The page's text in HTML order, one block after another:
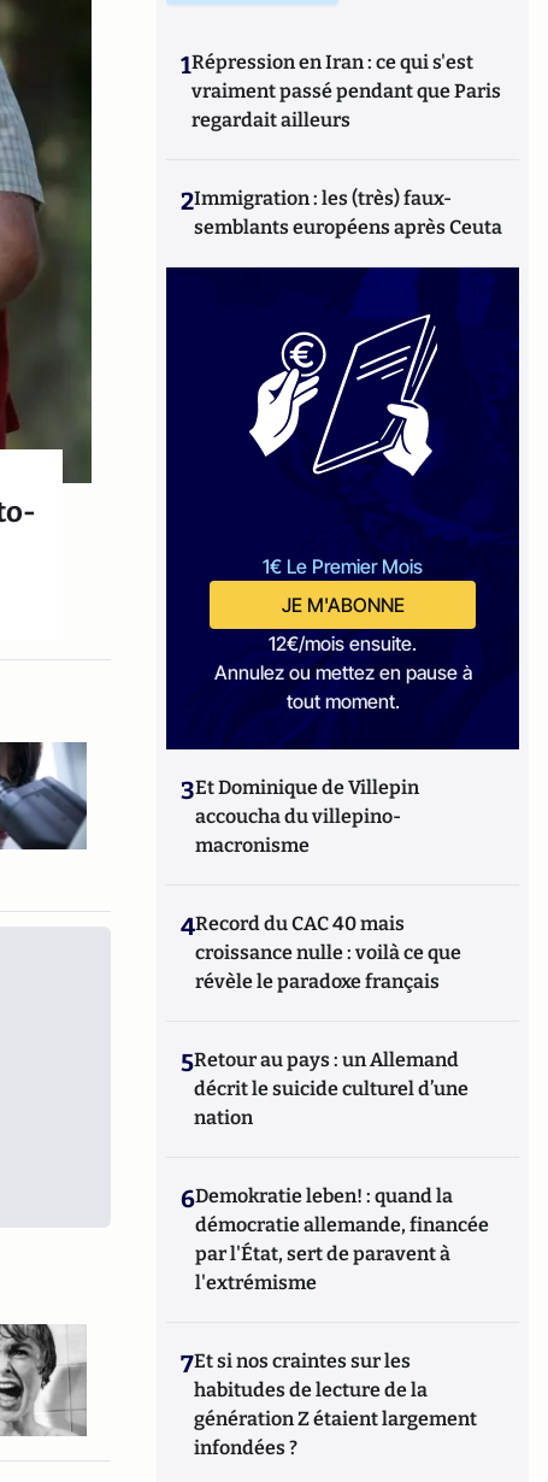
1Répression en Iran : ce qui s'est
vraiment passé pendant que Paris
regardait ailleurs
2Immigration : les (très) faux-
semblants européens après Ceuta
1€ Le Premier Mois
JE M'ABONNE
12€/mois ensuite.
Annulez ou mettez en pause à
tout moment.
3Et Dominique de Villepin
accoucha du villepino-
macronisme
4Record du CAC 40 mais
croissance nulle : voilà ce que
révèle le paradoxe français
5Retour au pays : un Allemand
décrit le suicide culturel d’une
nation
6Demokratie leben! : quand la
démocratie allemande, financée
par l'État, sert de paravent à
l'extrémisme
7Et si nos craintes sur les
habitudes de lecture de la
génération Z étaient largement
infondées ?